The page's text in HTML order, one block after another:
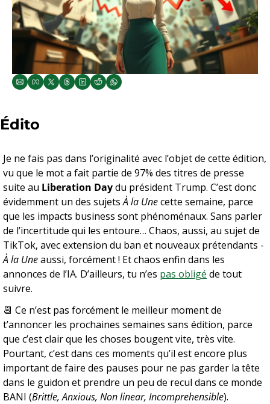
Édito
Je ne fais pas dans l’originalité avec l’objet de cette édition,
vu que le mot a fait partie de 97% des titres de presse
suite au Liberation Day du président Trump. C’est donc
évidemment un des sujets À la Une cette semaine, parce
que les impacts business sont phénoménaux. Sans parler
de l’incertitude qui les entoure… Chaos, aussi, au sujet de
À la Une aussi, forcément ! Et chaos enfin dans les
annonces de l’IA. D’ailleurs, tu n’es pas obligé de tout
suivre.
📆 Ce n’est pas forcément le meilleur moment de
t’annoncer les prochaines semaines sans édition, parce
que c’est clair que les choses bougent vite, très vite.
Pourtant, c’est dans ces moments qu’il est encore plus
important de faire des pauses pour ne pas garder la tête
dans le guidon et prendre un peu de recul dans ce monde
BANI (Brittle, Anxious, Non linear, Incomprehensible).